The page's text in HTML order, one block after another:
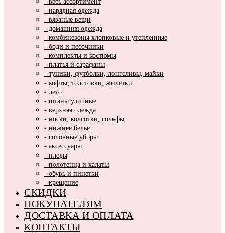
- нарядная одежда
- вязаные вещи
- домашняя одежда
- комбинезоны хлопковые и утепленные
- боди и песочники
- комплекты и костюмы
- платья и сарафаны
- туники, футболки, лонгсливы, майки
- кофты, толстовки, жилетки
- лето
- штаны уличные
- верхняя одежда
- носки, колготки, гольфы
- нижнее белье
- головные уборы
- аксессуары
- пледы
- полотенца и халаты
- обувь и пинетки
- крещение
СКИДКИ
ПОКУПАТЕЛЯМ
ДОСТАВКА И ОПЛАТА
КОНТАКТЫ